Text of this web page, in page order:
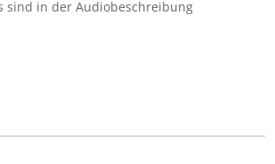
sind in der Audiobeschreibung
"Das Rätsel der tierischen